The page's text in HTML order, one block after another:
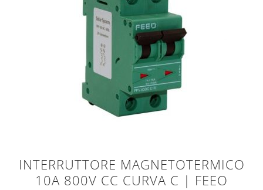
INTERRUTTORE MAGNETOTERMICO
10A 800V CC CURVA C | FEEO